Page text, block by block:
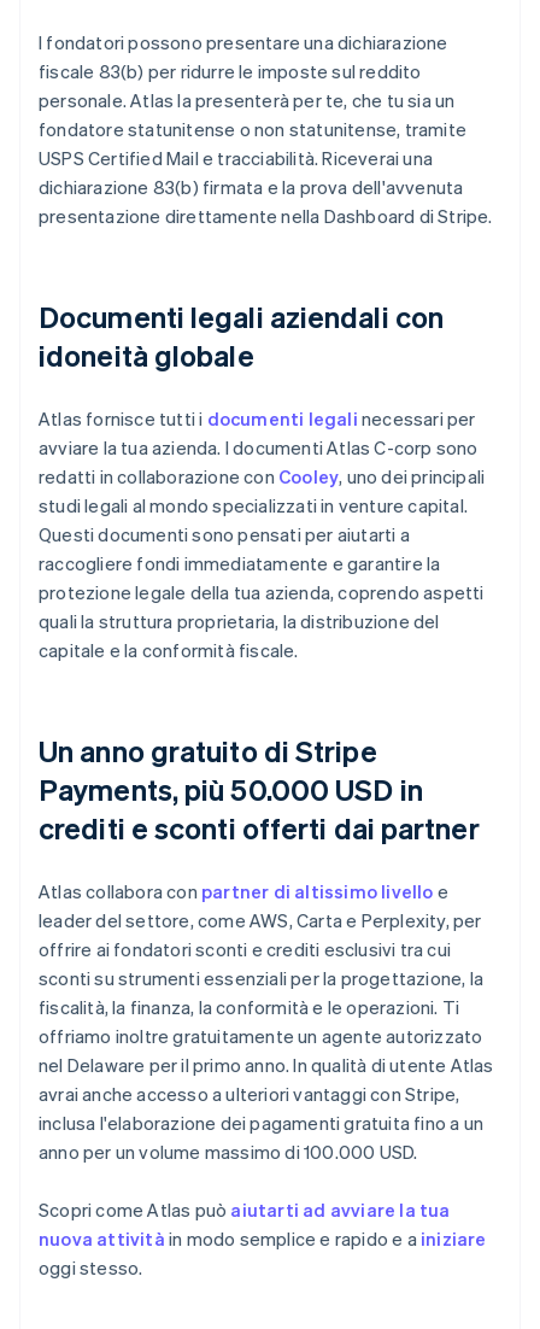
I fondatori possono presentare una dichiarazione
fiscale 83(b) per ridurre le imposte sul reddito
personale. Atlas la presenterà per te, che tu sia un
fondatore statunitense o non statunitense, tramite
USPS Certified Mail e tracciabilità. Riceverai una
dichiarazione 83(b) firmata e la prova dell'avvenuta
presentazione direttamente nella Dashboard di Stripe.
Documenti legali aziendali con
idoneità globale
Atlas fornisce tutti i documenti legali necessari per
avviare la tua azienda. I documenti Atlas C-corp sono
redatti in collaborazione con Cooley, uno dei principali
studi legali al mondo specializzati in venture capital.
Questi documenti sono pensati per aiutarti a
raccogliere fondi immediatamente e garantire la
protezione legale della tua azienda, coprendo aspetti
quali la struttura proprietaria, la distribuzione del
capitale e la conformità fiscale.
Un anno gratuito di Stripe
Payments, più 50.000 USD in
crediti e sconti offerti dai partner
Atlas collabora con partner di altissimo livello e
leader del settore, come AWS, Carta e Perplexity, per
offrire ai fondatori sconti e crediti esclusivi tra cui
sconti su strumenti essenziali per la progettazione, la
fiscalità, la finanza, la conformità e le operazioni. Ti
offriamo inoltre gratuitamente un agente autorizzato
nel Delaware per il primo anno. In qualità di utente Atlas
avrai anche accesso a ulteriori vantaggi con Stripe,
inclusa l'elaborazione dei pagamenti gratuita fino a un
anno per un volume massimo di 100.000 USD.
Scopri come Atlas può aiutarti ad avviare la tua
nuova attività in modo semplice e rapido e a iniziare
oggi stesso.